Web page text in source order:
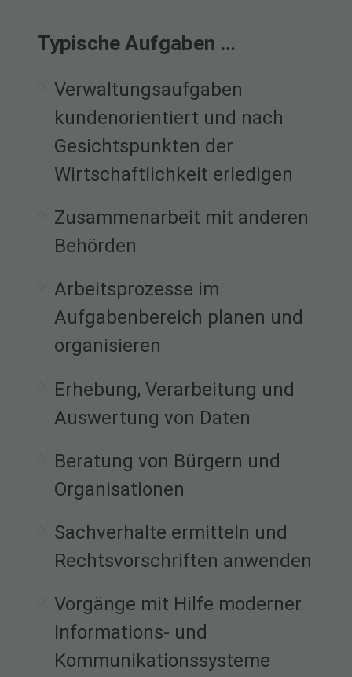
Verwaltungsdienst im Land
Typische Aufgaben …
Verwaltungsaufgaben
kundenorientiert und nach
Gesichtspunkten der
Wirtschaftlichkeit erledigen
Zusammenarbeit mit anderen
Behörden
Arbeitsprozesse im
Aufgabenbereich planen und
organisieren
Erhebung, Verarbeitung und
Auswertung von Daten
Beratung von Bürgern und
Organisationen
Sachverhalte ermitteln und
Rechtsvorschriften anwenden
Vorgänge mit Hilfe moderner
Informations- und
Kommunikationssysteme